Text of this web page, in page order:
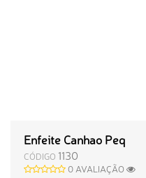
Enfeite Canhao Peq
CÓDIGO 1130
0 AVALIAÇÃO